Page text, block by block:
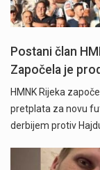
Postani član
Započela je
HMNK Rijeka
pretplata za novu
derbijem protiv